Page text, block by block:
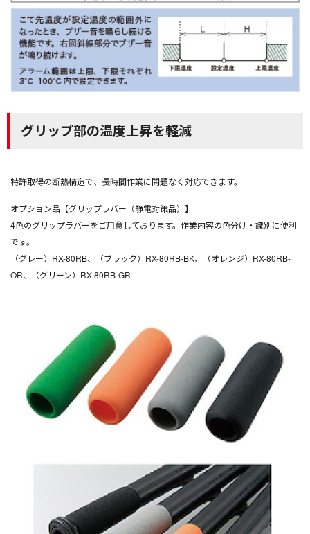
グリップ部の温度上昇を軽減
特許取得の断熱構造で、長時間作業に問題なく対応できます。
オプション品【グリップラバー（静電対策品）】
4色のグリップラバーをご用意しております。作業内容の色分け・識別に便利
です。
（グレー）RX-80RB、（ブラック）RX-80RB-BK、（オレンジ）RX-80RB-
OR、（グリーン）RX-80RB-GR